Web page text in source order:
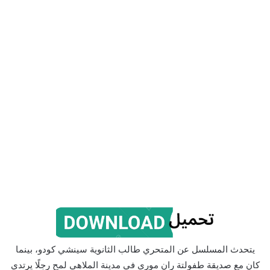
يتحدث المسلسل عن المتحري طالب الثانوية سينشي كودو، بينما
كان مع صديقة طفولتة ران موري في مدينة الملاهي لمح رجلًا يرتدي